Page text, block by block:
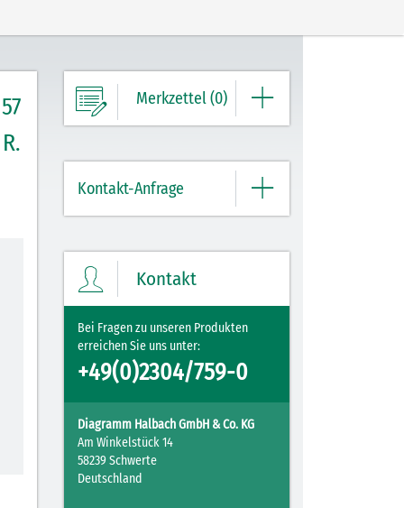
Merkzettel (0)
Einträge.
Kontakt-Anfrage
Nachricht ein.
Kontakt
Bei Fragen zu unseren Produkten
erreichen Sie uns unter:
+49(0)2304/759-0
Diagramm Halbach GmbH & Co. KG
Am Winkelstück 14
58239 Schwerte
Deutschland